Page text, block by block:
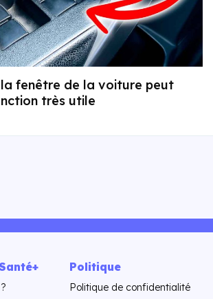
fenêtre de la voiture peut
très utile
Politique
Politique de confidentialité